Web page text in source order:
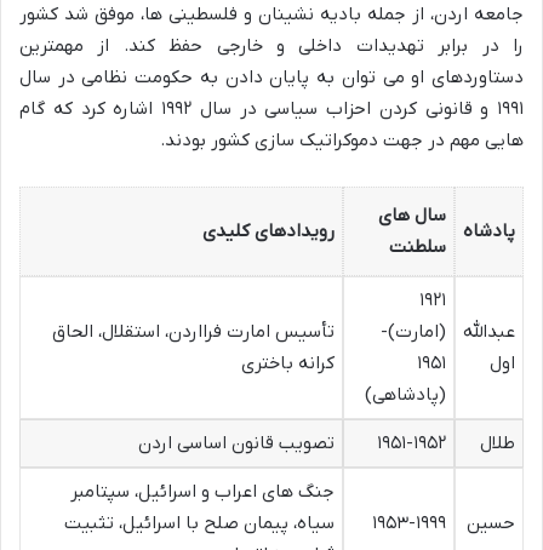
جامعه اردن، از جمله بادیه نشینان و فلسطینی ها، موفق شد کشور
را در برابر تهدیدات داخلی و خارجی حفظ کند. از مهمترین
دستاوردهای او می توان به پایان دادن به حکومت نظامی در سال
۱۹۹۱ و قانونی کردن احزاب سیاسی در سال ۱۹۹۲ اشاره کرد که گام
هایی مهم در جهت دموکراتیک سازی کشور بودند.
پادشاه
سال های
سلطنت
رویدادهای کلیدی
عبدالله
اول
۱۹۲۱
(امارت)-
۱۹۵۱
(پادشاهی)
تأسیس امارت فرااردن، استقلال، الحاق
کرانه باختری
طلال ۱۹۵۱-۱۹۵۲ تصویب قانون اساسی اردن
حسین ۱۹۵۳-۱۹۹۹
جنگ های اعراب و اسرائیل، سپتامبر
سیاه، پیمان صلح با اسرائیل، تثبیت